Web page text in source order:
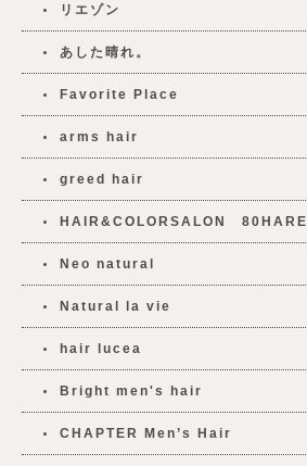
リエゾン
あした晴れ。
Favorite Place
arms hair
greed hair
HAIR&COLORSALON 80HARE
Neo natural
Natural la vie
hair lucea
Bright men's hair
CHAPTER Men’s Hair